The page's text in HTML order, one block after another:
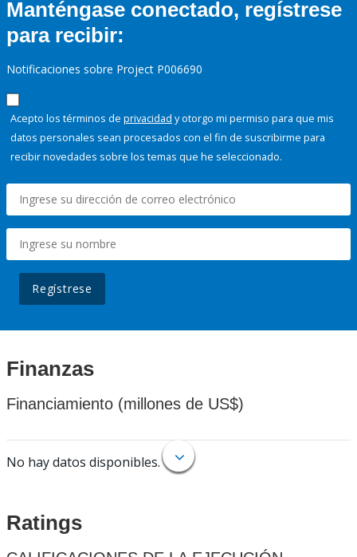
Manténgase conectado, regístrese
para recibir:
Notificaciones sobre Project P006690
Acepto los términos de privacidad y otorgo mi permiso para que mis
datos personales sean procesados con el fin de suscribirme para
recibir novedades sobre los temas que he seleccionado.
Regístrese
Finanzas
Financiamiento (millones de US$)
No hay datos disponibles.
Ratings